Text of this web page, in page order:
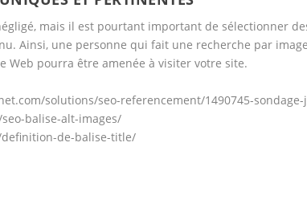
mais il est pourtant important de sélectionner
Ainsi, une personne qui fait une recherche par
Web pourra être amenée à visiter votre site.
solutions/seo-referencement/1490745-
balise-alt-images/
de-balise-title/